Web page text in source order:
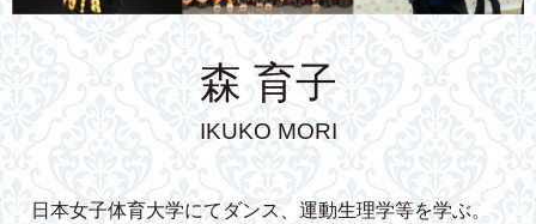
森 育子
IKUKO MORI
日本女子体育大学にてダンス、運動生理学等を学ぶ。